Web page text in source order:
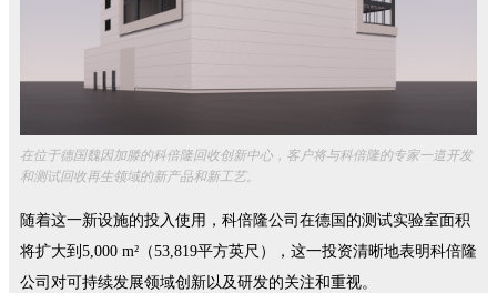
在位于德国魏因加滕的科倍隆回收创新中心，客户将与科倍隆的专家一道开发
和测试回收再生领域的新产品和新工艺。
随着这一新设施的投入使用，科倍隆公司在德国的测试实验室面积
将扩大到5,000 m²（53,819平方英尺），这一投资清晰地表明科倍隆
公司对可持续发展领域创新以及研发的关注和重视。